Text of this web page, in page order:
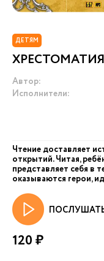
ДЕТЯМ
Автор:
Исполнители:
Чтение доставляет
открытий. Читая,
представляет себя в
оказываются герои,
120 ₽